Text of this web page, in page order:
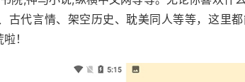
古代言情、架空历史、耽美同人等等，这里
！